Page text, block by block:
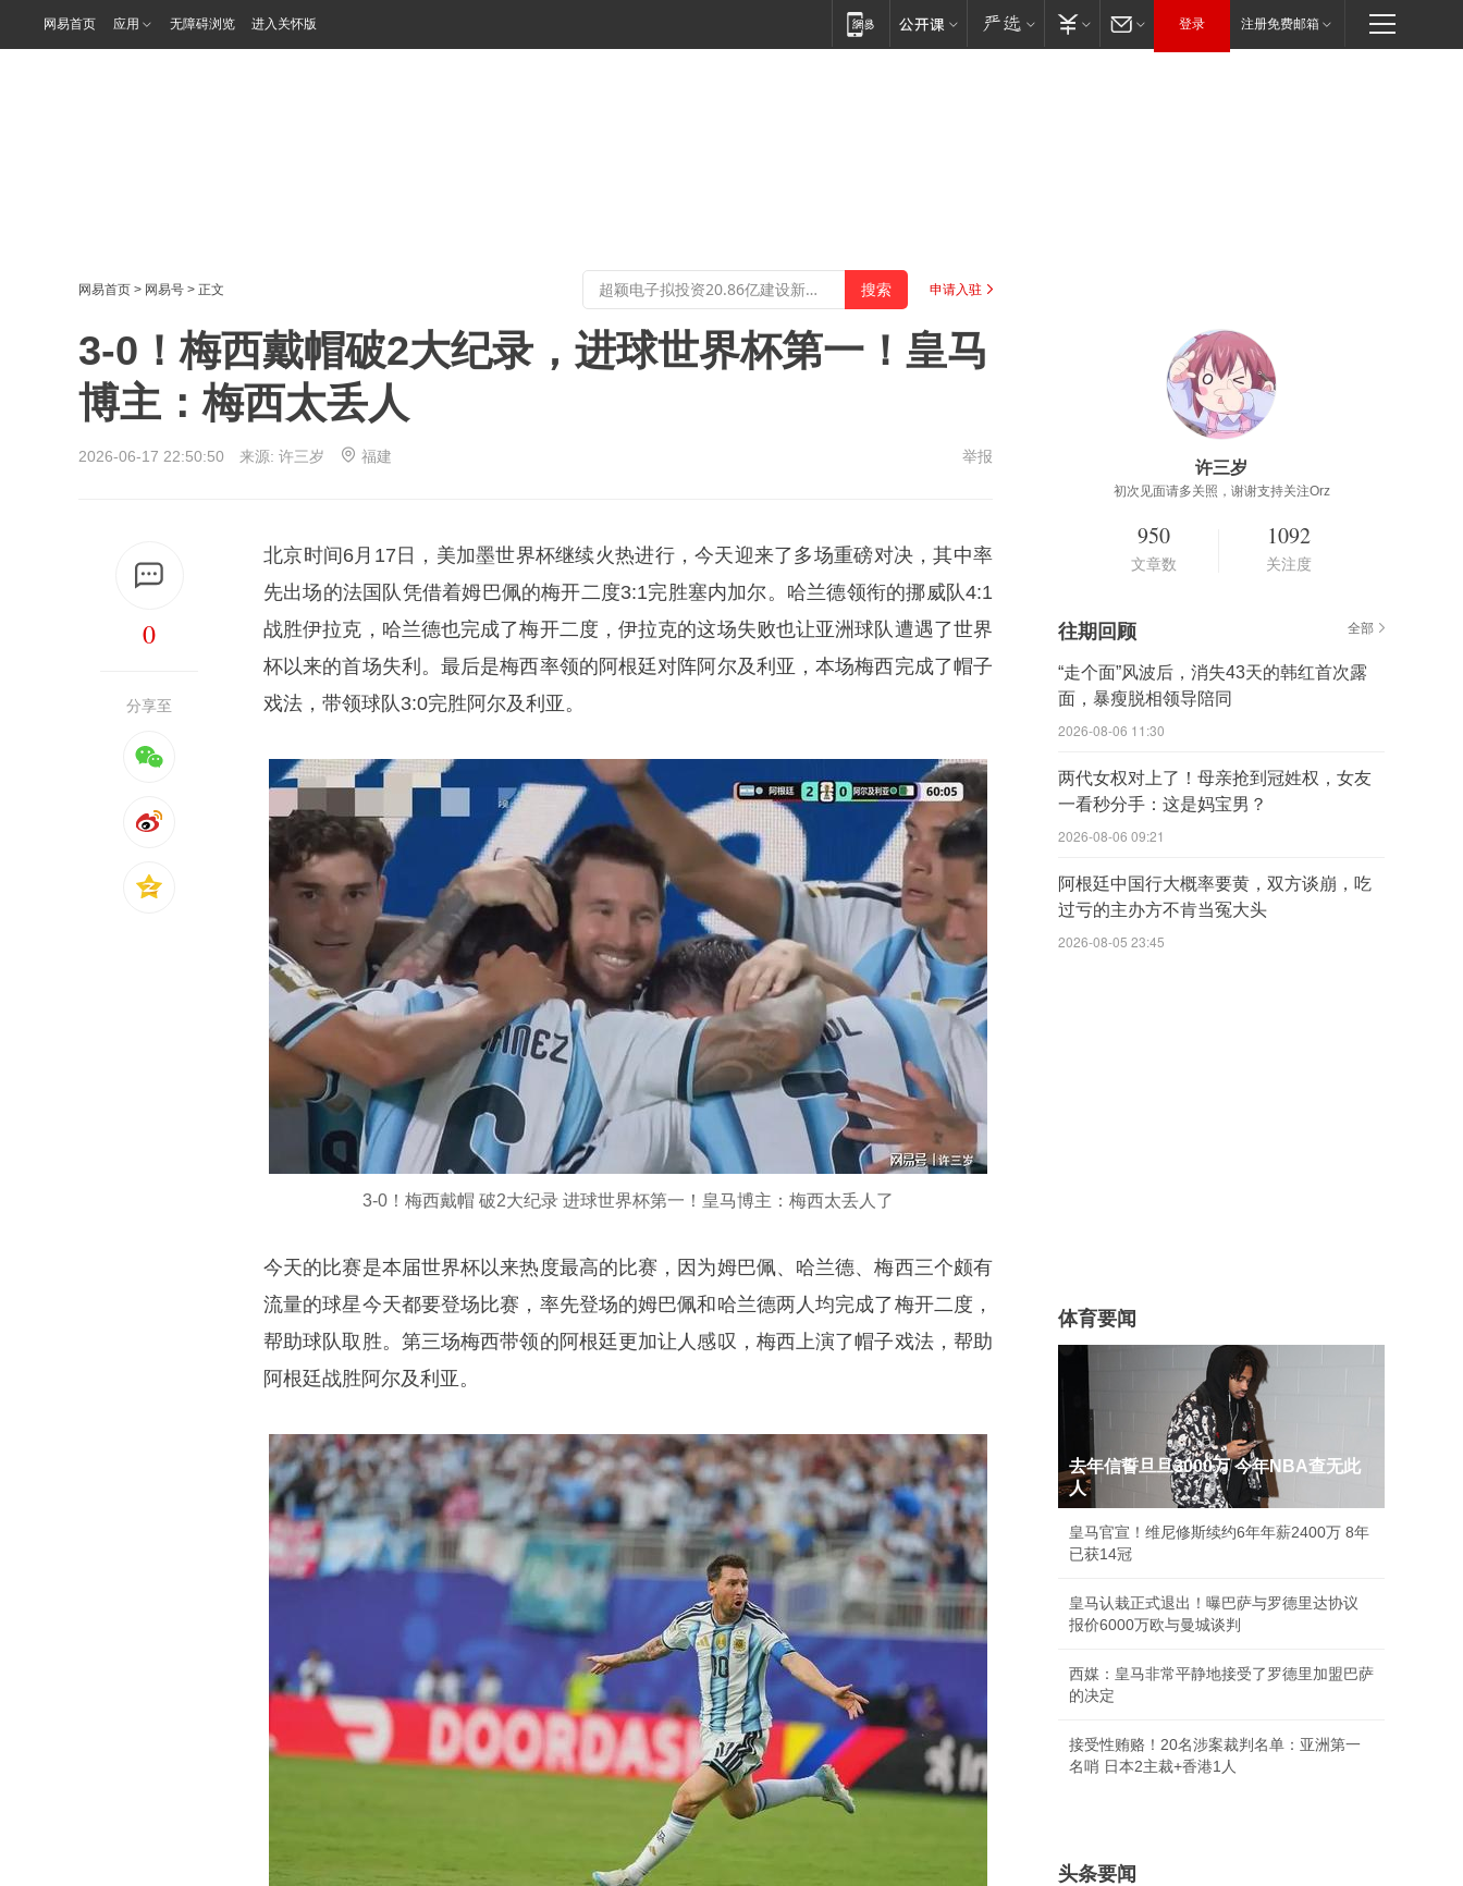
网易首页 应用 无障碍浏览 进入关怀版 登录 注册免费邮箱
网易首页 > 网易号 > 正文 申请入驻
3-0！梅西戴帽破2大纪录，进球世界杯第一！皇马
博主：梅西太丢人
2026-06-17 22:50:50 来源: 许三岁 福建 举报
0
分享至
北京时间6月17日，美加墨世界杯继续火热进行，今天迎来了多场重磅对决，其中率
先出场的法国队凭借着姆巴佩的梅开二度3:1完胜塞内加尔。哈兰德领衔的挪威队4:1
战胜伊拉克，哈兰德也完成了梅开二度，伊拉克的这场失败也让亚洲球队遭遇了世界
杯以来的首场失利。最后是梅西率领的阿根廷对阵阿尔及利亚，本场梅西完成了帽子
戏法，带领球队3:0完胜阿尔及利亚。
3-0！梅西戴帽 破2大纪录 进球世界杯第一！皇马博主：梅西太丢人了
今天的比赛是本届世界杯以来热度最高的比赛，因为姆巴佩、哈兰德、梅西三个颇有
流量的球星今天都要登场比赛，率先登场的姆巴佩和哈兰德两人均完成了梅开二度，
帮助球队取胜。第三场梅西带领的阿根廷更加让人感叹，梅西上演了帽子戏法，帮助
阿根廷战胜阿尔及利亚。
许三岁
初次见面请多关照，谢谢支持关注Orz
950
文章数
1092
关注度
往期回顾 全部
“走个面”风波后，消失43天的韩红首次露
面，暴瘦脱相领导陪同
2026-08-06 11:30
两代女权对上了！母亲抢到冠姓权，女友
一看秒分手：这是妈宝男？
2026-08-06 09:21
阿根廷中国行大概率要黄，双方谈崩，吃
过亏的主办方不肯当冤大头
2026-08-05 23:45
体育要闻
去年信誓旦旦3000万 今年NBA查无此
人
皇马官宣！维尼修斯续约6年年薪2400万 8年
已获14冠
皇马认栽正式退出！曝巴萨与罗德里达协议
报价6000万欧与曼城谈判
西媒：皇马非常平静地接受了罗德里加盟巴萨
的决定
接受性贿赂！20名涉案裁判名单：亚洲第一
名哨 日本2主裁+香港1人
头条要闻